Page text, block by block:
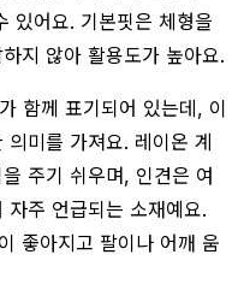
있어요. 기본핏은 체형을
지 않아 활용도가 높아요.
함께 표기되어 있는데, 이
미를 가져요. 레이온 계
주기 쉬우며, 인견은 여
주 언급되는 소재예요.
좋아지고 팔이나 어깨 움